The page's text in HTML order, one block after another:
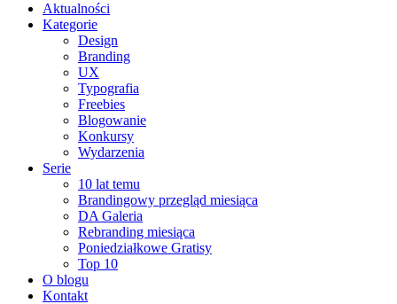
Aktualności
Kategorie
Design
Branding
UX
Typografia
Freebies
Blogowanie
Konkursy
Wydarzenia
Serie
10 lat temu
Brandingowy przegląd miesiąca
DA Galeria
Rebranding miesiąca
Poniedziałkowe Gratisy
Top 10
O blogu
Kontakt